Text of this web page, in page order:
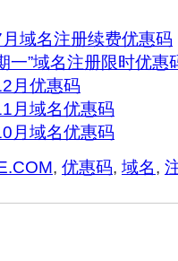
域名注册续费优惠码
一”域名注册限时优惠
月优惠码
月域名优惠码
月域名优惠码
, 优惠码, 域名,